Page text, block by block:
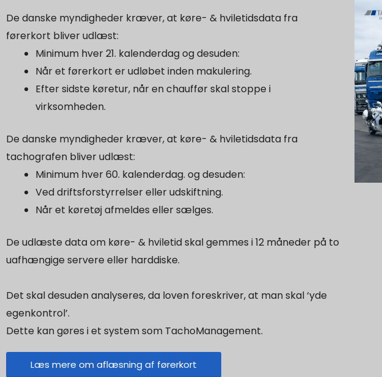
De danske myndigheder kræver, at køre- & hviletidsdata fra
førerkort bliver udlæst:
Minimum hver 21. kalenderdag og desuden:
Når et førerkort er udløbet inden makulering.
Efter sidste køretur, når en chauffør skal stoppe i
virksomheden.
De danske myndigheder kræver, at køre- & hviletidsdata fra
tachografen bliver udlæst:
Minimum hver 60. kalenderdag. og desuden:
Ved driftsforstyrrelser eller udskiftning.
Når et køretøj afmeldes eller sælges.
De udlæste data om køre- & hviletid skal gemmes i 12 måneder på to
uafhængige servere eller harddiske.
Det skal desuden analyseres, da loven foreskriver, at man skal ‘yde
egenkontrol’.
Dette kan gøres i et system som TachoManagement.
Læs mere om aflæsning af førerkort